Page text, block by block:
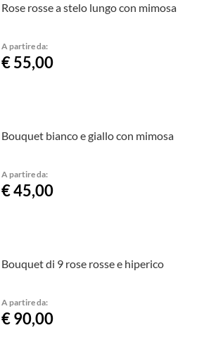
Rose rosse a stelo lungo con mimosa
A partire da:
€ 55,00
Bouquet bianco e giallo con mimosa
A partire da:
€ 45,00
Bouquet di 9 rose rosse e hiperico
A partire da:
€ 90,00